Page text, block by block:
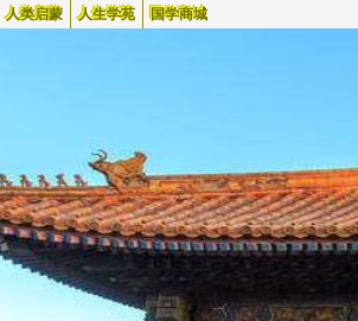
人类启蒙 人生学苑 国学商城